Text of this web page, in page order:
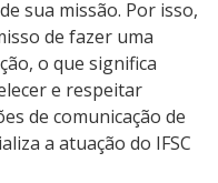
sua missão. Por isso,
de fazer uma
o que significa
e respeitar
de comunicação de
a atuação do IFSC